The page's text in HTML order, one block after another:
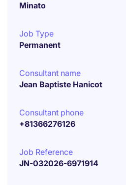
Minato
Job Type
Permanent
Consultant name
Jean Baptiste Hanicot
Consultant phone
+81366276126
Job Reference
JN-032026-6971914